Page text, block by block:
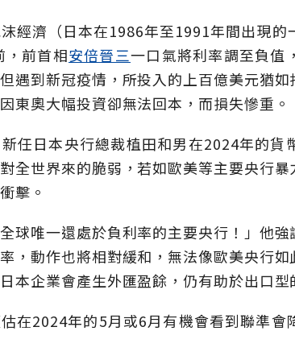
經濟（日本在1986年至1991年間出現的
，前首相安倍晉三一口氣將利率調至負值
遇到新冠疫情，所投入的上百億美元猶
東奧大幅投資卻無法回本，而損失慘重。
任日本央行總裁植田和男在2024年的貨
全世界來的脆弱，若如歐美等主要央行
擊。
全球唯一還處於負利率的主要央行！」他
，動作也將相對緩和，無法像歐美央行如
本企業會產生外匯盈餘，仍有助於出口型
在2024年的5月或6月有機會看到聯準